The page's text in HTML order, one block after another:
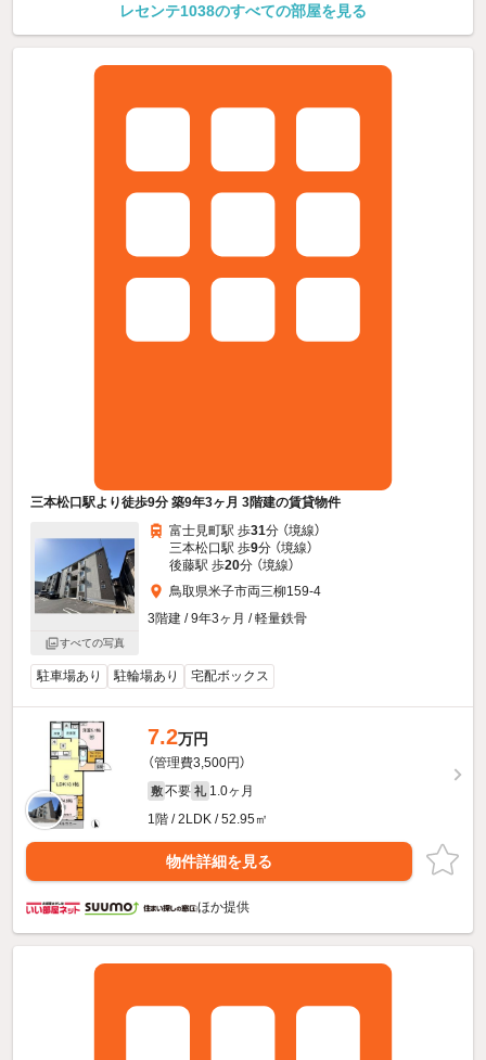
レセンテ1038のすべての部屋を見る
三本松口駅より徒歩9分 築9年3ヶ月 3階建の賃貸物件
すべての写真
富士見町駅 歩31分 （境線）
三本松口駅 歩9分 （境線）
後藤駅 歩20分 （境線）
鳥取県米子市両三柳159-4
3階建 / 9年3ヶ月 / 軽量鉄骨
駐車場あり 駐輪場あり 宅配ボックス
7.2万円
（管理費3,500円）
敷 不要 礼 1.0ヶ月
1階 / 2LDK / 52.95㎡
物件詳細を見る
ほか提供